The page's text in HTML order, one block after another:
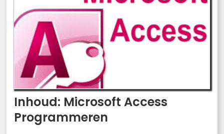
Inhoud: Microsoft Access
Programmeren